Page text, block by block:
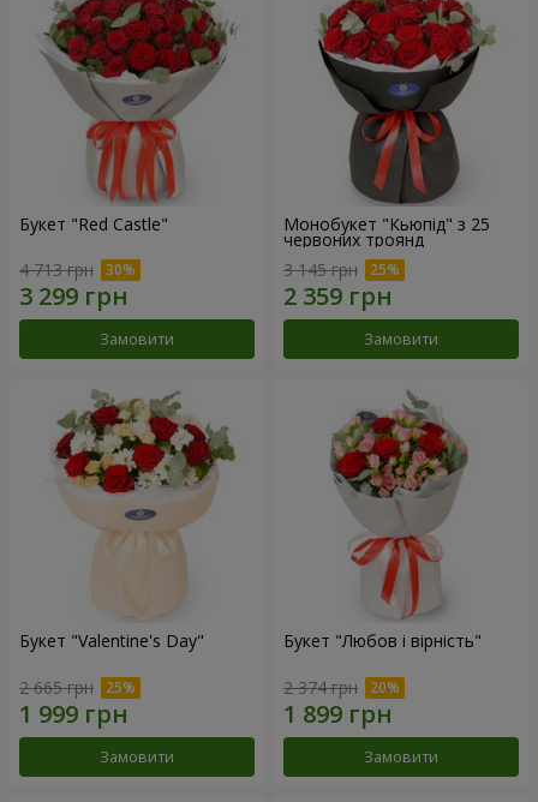
Букет "Red Castle"
4 713 грн
Замовити
Монобукет "Кьюпід" з 25
червоних троянд
3 145 грн
Замовити
Букет "Valentine's Day"
2 665 грн
Замовити
Букет "Любов і вірність"
2 374 грн
Замовити